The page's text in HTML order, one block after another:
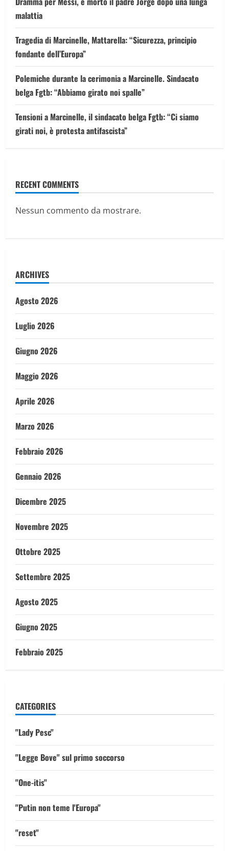
malattia
Tragedia di Marcinelle, Mattarella: “Sicurezza, principio
fondante dell’Europa”
Polemiche durante la cerimonia a Marcinelle. Sindacato
belga Fgtb: “Abbiamo girato noi spalle”
Tensioni a Marcinelle, il sindacato belga Fgtb: “Ci siamo
girati noi, è protesta antifascista”
RECENT COMMENTS
Nessun commento da mostrare.
ARCHIVES
Agosto 2026
Luglio 2026
Giugno 2026
Maggio 2026
Aprile 2026
Marzo 2026
Febbraio 2026
Gennaio 2026
Dicembre 2025
Novembre 2025
Ottobre 2025
Settembre 2025
Agosto 2025
Giugno 2025
Febbraio 2025
CATEGORIES
"Lady Pesc"
"Legge Bove" sul primo soccorso
"One-itis"
"Putin non teme l'Europa"
"reset"